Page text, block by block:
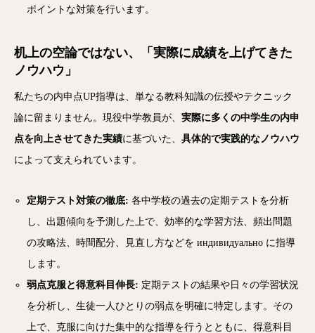
ポイントな対策を行います。
机上の空論ではない、「実際に成績を上げてきた
ノウハウ」
私たちの内申点UP指導は、単なる教科知識の伝授やテクニック
論に留まりません。現役中学教員が、 実際に多くの中学生の内申
点を向上させてきた実績に基づいた、 具体的で実践的なノウハウ
によって支えられています。
定期テスト対策の徹底: 各中学校の過去の定期テストを分析
し、出題傾向を予測した上で、効率的な学習方法、頻出問題
の攻略法、時間配分、見直し方などを индивидуально に指導
します。
弱点克服と得意科目伸長: 定期テストの結果や日々の学習状況
を分析し、生徒一人ひとりの弱点を明確に特定します。その
上で、克服に向けた集中的な指導を行うとともに、得意科目